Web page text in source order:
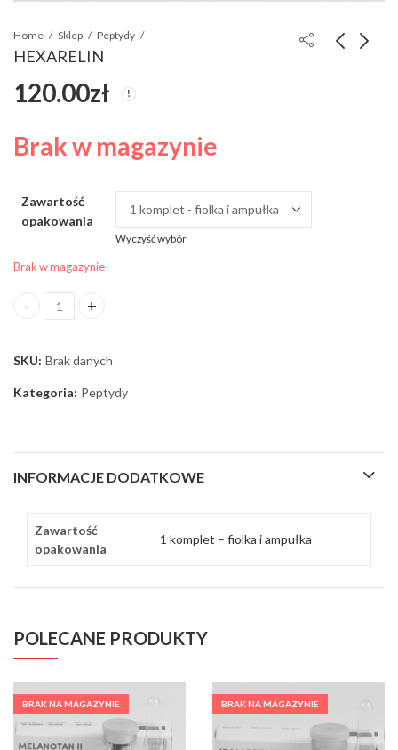
Home Sklep Peptydy
HEXARELIN
120.00zł
Brak w magazynie
Zawartość
opakowania
Wyczyść wybór
Brak w magazynie
HEXARELIN ilość
SKU: Brak danych
Kategoria: Peptydy
INFORMACJE DODATKOWE
Zawartość
opakowania
1 komplet – fiolka i ampułka
POLECANE PRODUKTY
BRAK NA MAGAZYNIE BRAK NA MAGAZYNIE